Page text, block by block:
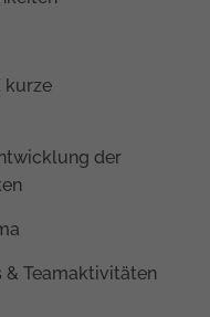
kurze
der
Teamaktivitäten